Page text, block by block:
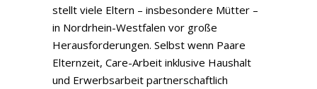
stellt viele Eltern – insbesondere Mütter –
in Nordrhein-Westfalen vor große
Herausforderungen. Selbst wenn Paare
Elternzeit, Care-Arbeit inklusive Haushalt
und Erwerbsarbeit partnerschaftlich